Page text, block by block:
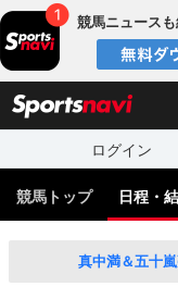
競馬ニュース
ログイン
競馬トップ 日程・
真中満＆五十